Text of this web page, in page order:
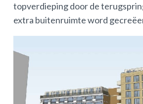
topverdieping door de
extra buitenruimte word